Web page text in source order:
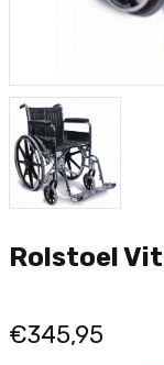
Rolstoel
€345,95